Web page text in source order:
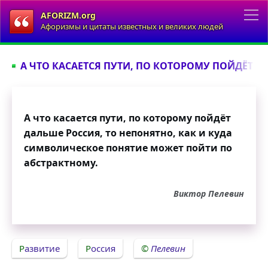
AFORIZM.org
Афоризмы и цитаты известных и великих людей
А ЧТО КАСАЕТСЯ ПУТИ, ПО КОТОРОМУ ПОЙДЁТ
А что касается пути, по которому пойдёт
дальше Россия, то непонятно, как и куда
символическое понятие может пойти по
абстрактному.
Виктор Пелевин
Развитие Россия Пелевин